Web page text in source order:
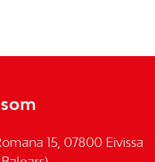
15, 07800 Eivissa